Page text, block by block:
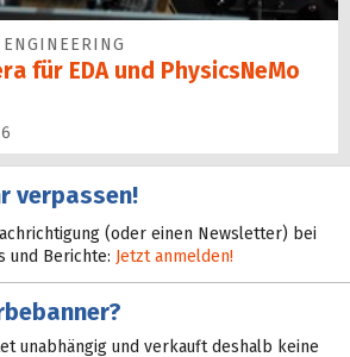
für EDA und PhysicsNeMo
verpassen!
(oder einen Newsletter) bei
und Berichte: Jetzt anmelden!
unabhängig und verkauft deshalb keine